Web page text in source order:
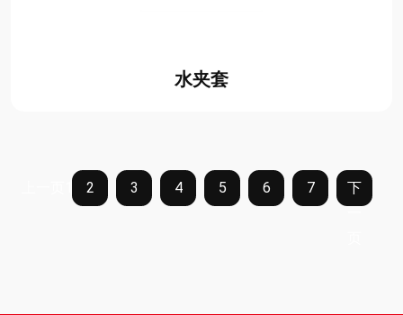
水夹套
2 3 4 5 6 7
下